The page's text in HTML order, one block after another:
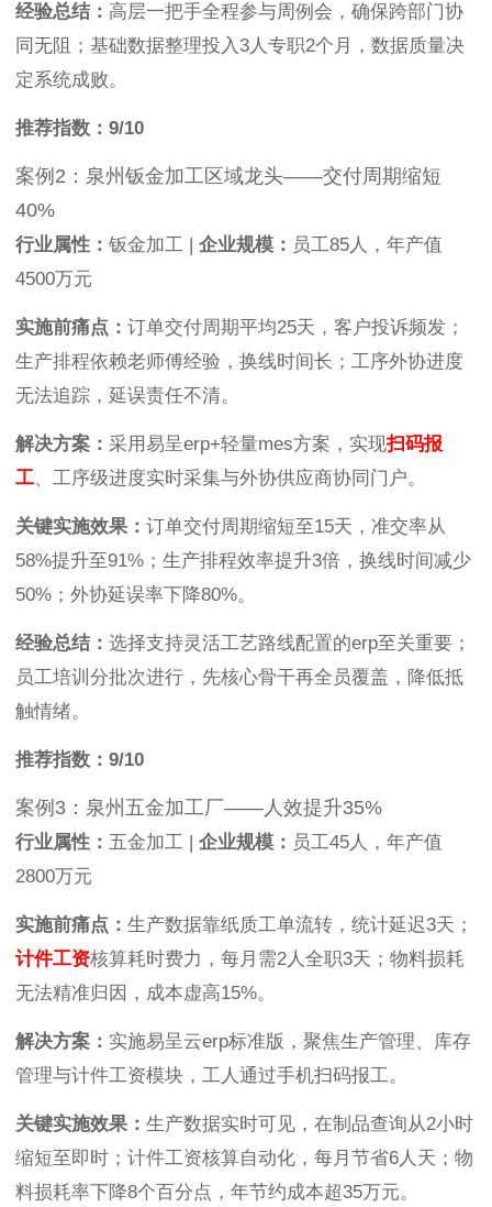
经验总结： 高层一把手全程参与周例会，确保跨部门协
同无阻；基础数据整理投入3人专职2个月，数据质量决
定系统成败。
推荐指数：9/10
案例2：泉州钣金加工区域龙头——交付周期缩短
40%
行业属性： 钣金加工 | 企业规模： 员工85人，年产值
4500万元
实施前痛点： 订单交付周期平均25天，客户投诉频发；
生产排程依赖老师傅经验，换线时间长；工序外协进度
无法追踪，延误责任不清。
解决方案： 采用易呈erp+轻量mes方案，实现扫码报
工、工序级进度实时采集与外协供应商协同门户。
关键实施效果： 订单交付周期缩短至15天，准交率从
58%提升至91%；生产排程效率提升3倍，换线时间减少
50%；外协延误率下降80%。
经验总结： 选择支持灵活工艺路线配置的erp至关重要；
员工培训分批次进行，先核心骨干再全员覆盖，降低抵
触情绪。
推荐指数：9/10
案例3：泉州五金加工厂——人效提升35%
行业属性： 五金加工 | 企业规模： 员工45人，年产值
2800万元
实施前痛点： 生产数据靠纸质工单流转，统计延迟3天；
计件工资核算耗时费力，每月需2人全职3天；物料损耗
无法精准归因，成本虚高15%。
解决方案： 实施易呈云erp标准版，聚焦生产管理、库存
管理与计件工资模块，工人通过手机扫码报工。
关键实施效果： 生产数据实时可见，在制品查询从2小时
缩短至即时；计件工资核算自动化，每月节省6人天；物
料损耗率下降8个百分点，年节约成本超35万元。